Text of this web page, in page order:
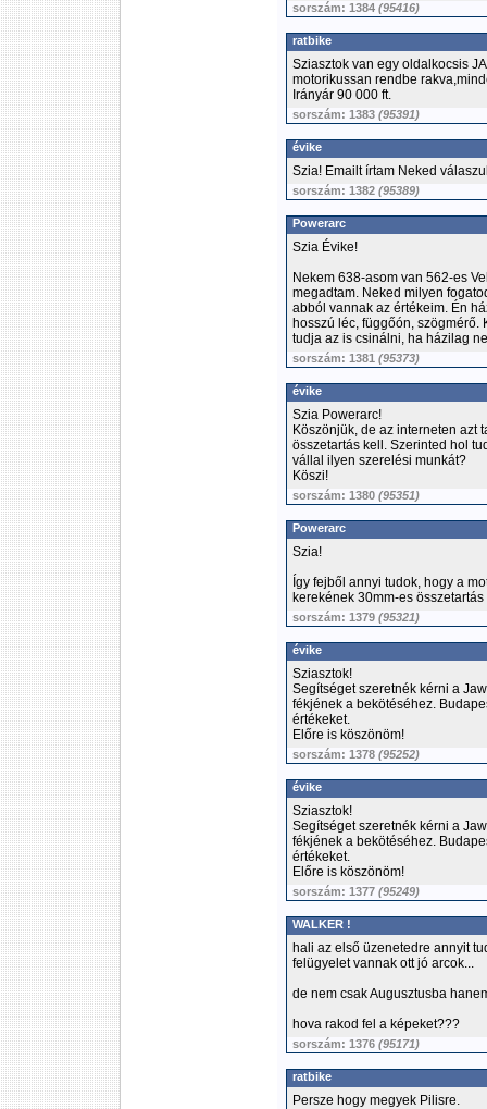
sorszám: 1384 (95416)
ratbike
Sziasztok van egy oldalkocsis
motorikussan rendbe
Irányár 90 000 ft.
sorszám: 1383 (95391)
évike
Szia! Emailt írtam Neked
sorszám: 1382 (95389)
Powerarc
Szia Évike!
Nekem 638-asom van 562-es
megadtam. Neked milyen
abból vannak az értékeim. Én
hosszú léc, függőón, szögmérő.
tudja az is csinálni, ha házilag
sorszám: 1381 (95373)
évike
Szia Powerarc!
Köszönjük, de az interneten azt
összetartás kell. Szerinted hol
vállal ilyen szerelési munkát?
Köszi!
sorszám: 1380 (95351)
Powerarc
Szia!
Így fejből annyi tudok, hogy a
kerekének 30mm-es
sorszám: 1379 (95321)
évike
Sziasztok!
Segítséget szeretnék kérni a
fékjének a bekötéséhez.
értékeket.
Előre is köszönöm!
sorszám: 1378 (95252)
évike
Sziasztok!
Segítséget szeretnék kérni a
fékjének a bekötéséhez.
értékeket.
Előre is köszönöm!
sorszám: 1377 (95249)
WALKER !
hali az első üzenetedre annyit
felügyelet vannak ott jó arcok...
de nem csak Augusztusba
hova rakod fel a képeket???
sorszám: 1376 (95171)
ratbike
Persze hogy megyek Pilisre.